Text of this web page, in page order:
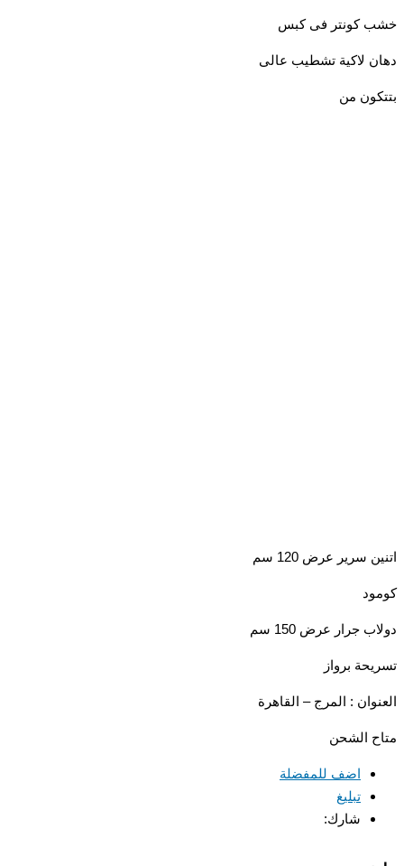
كونتر فى كبس
لاكية تشطيب عالى
من
سرير عرض 120 سم
جرار عرض 150 سم
برواز
: المرج – القاهرة
الشحن
اضف للمفضلة
تبليغ
شارك: